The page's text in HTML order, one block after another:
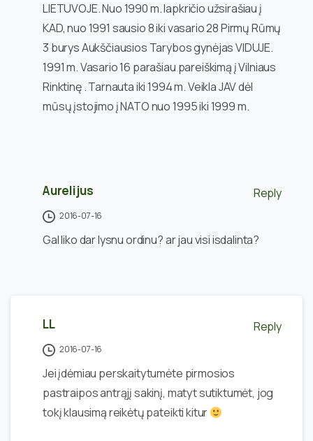
LIETUVOJE. Nuo 1990 m. lapkričio užsirašiau į
KAD, nuo 1991 sausio 8 iki vasario 28 Pirmų Rūmų
3 burys Aukščiausios Tarybos gynėjas VIDUJE.
1991 m. Vasario 16 parašiau pareiškimą į Vilniaus
Rinktinę . Tarnauta iki 1994 m. Veikla JAV dėl
mūsų įstojimo į NATO nuo 1995 iki 1999 m.
Aurelijus Reply
2016-07-16
Gal liko dar lysnu ordinu? ar jau visi isdalinta?
LL Reply
2016-07-16
Jei įdėmiau perskaitytumėte pirmosios
pastraipos antrąjį sakinį, matyt sutiktumėt, jog
tokį klausimą reikėtų pateikti kitur